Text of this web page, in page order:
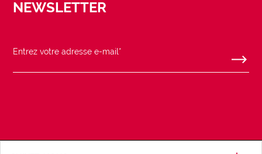
NEWSLETTER